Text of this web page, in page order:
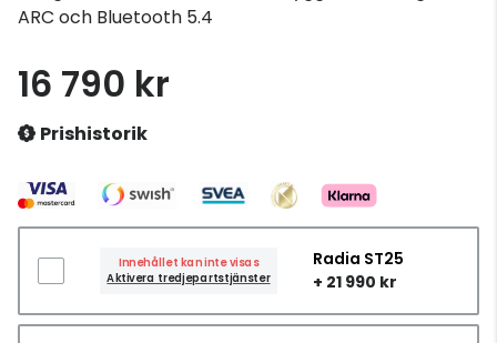
ARC och Bluetooth 5.4
16 790 kr
Prishistorik
Innehållet kan inte visas
Aktivera tredjepartstjänster
Radia ST25
+ 21 990 kr